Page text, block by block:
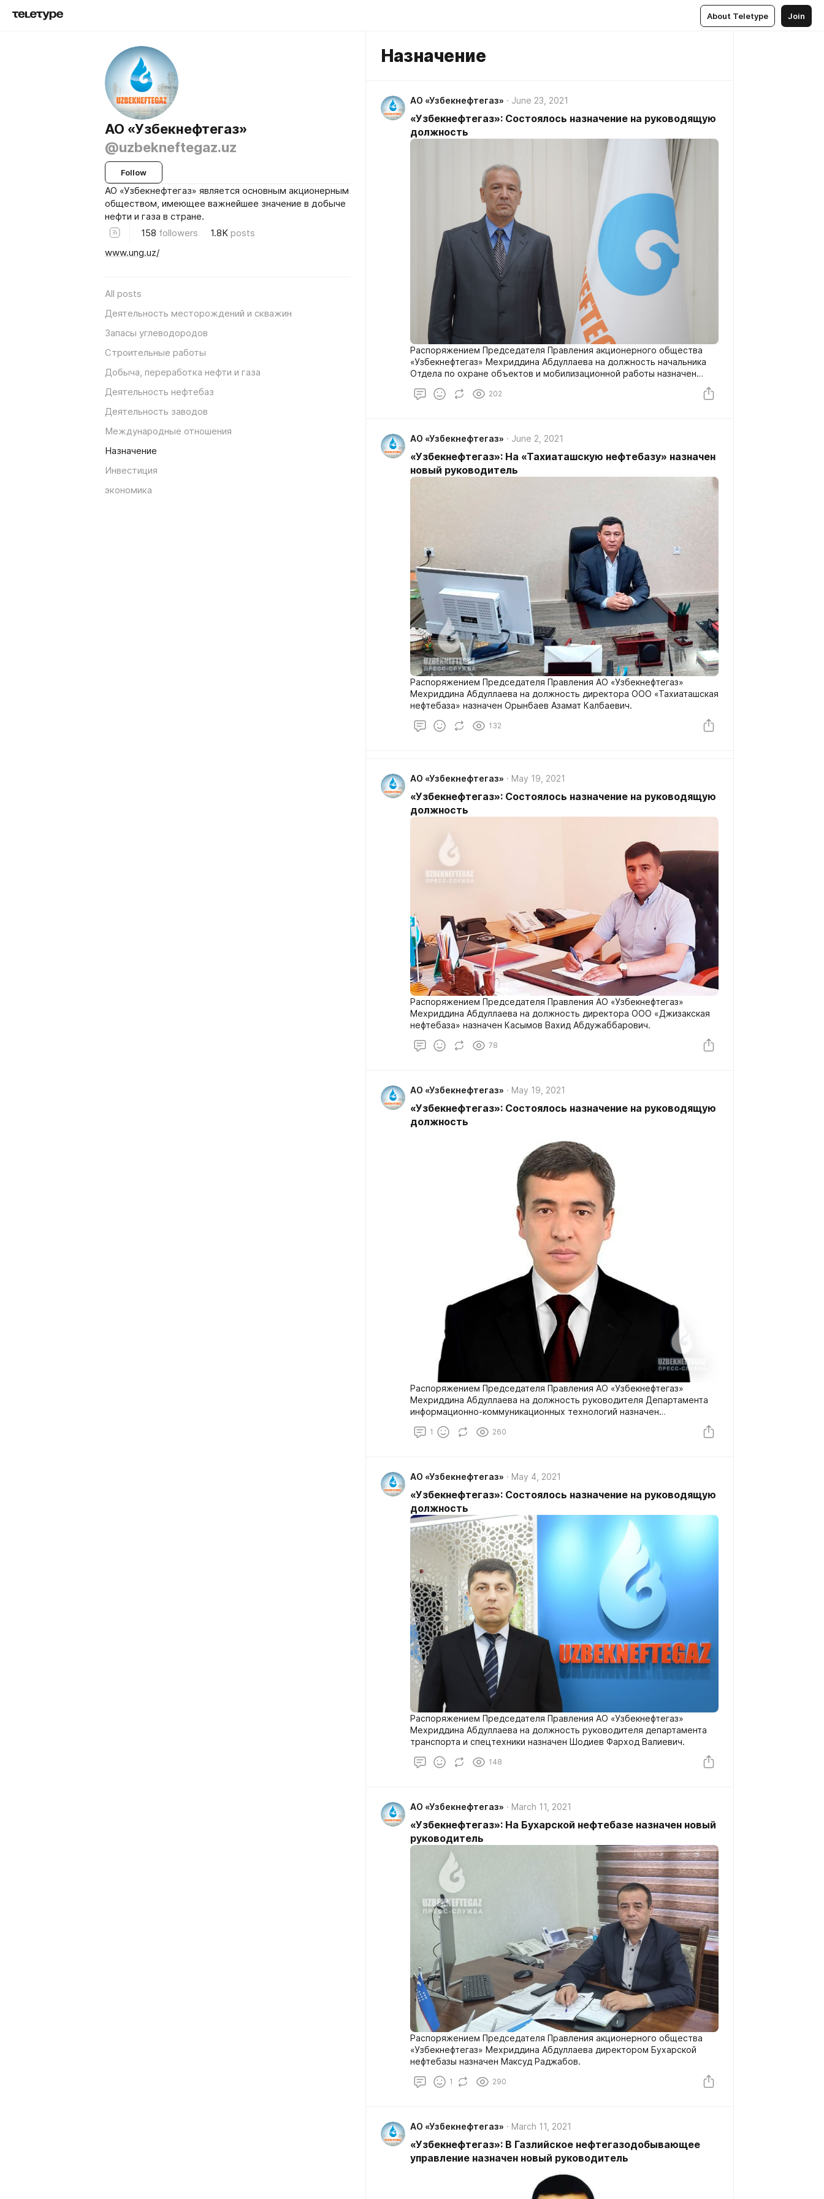
About Teletype Join
АО «Узбекнефтегаз»
@uzbekneftegaz.uz
Follow
АО «Узбекнефтегаз» является основным акционерным
обществом, имеющее важнейшее значение в добыче
нефти и газа в стране.
158 followers 1.8K posts
www.ung.uz/
All posts
Деятельность месторождений и скважин
Запасы углеводородов
Строительные работы
Добыча, переработка нефти и газа
Деятельность нефтебаз
Деятельность заводов
Международные отношения
Назначение
Инвестиция
экономика
Назначение
АО «Узбекнефтегаз» June 23, 2021
«Узбекнефтегаз»: Состоялось назначение на руководящую
должность
Распоряжением Председателя Правления акционерного общества
«Узбекнефтегаз» Мехриддина Абдуллаева на должность начальника
Отдела по охране объектов и мобилизационной работы назначен
202
АО «Узбекнефтегаз» June 2, 2021
«Узбекнефтегаз»: На «Тахиаташскую нефтебазу» назначен
новый руководитель
Распоряжением Председателя Правления АО «Узбекнефтегаз»
Мехриддина Абдуллаева на должность директора ООО «Тахиаташская
нефтебаза» назначен Орынбаев Азамат Калбаевич.
132
АО «Узбекнефтегаз» May 19, 2021
«Узбекнефтегаз»: Состоялось назначение на руководящую
должность
Распоряжением Председателя Правления АО «Узбекнефтегаз»
Мехриддина Абдуллаева на должность директора ООО «Джизакская
нефтебаза» назначен Касымов Вахид Абдужаббарович.
78
АО «Узбекнефтегаз» May 19, 2021
«Узбекнефтегаз»: Состоялось назначение на руководящую
должность
Распоряжением Председателя Правления АО «Узбекнефтегаз»
Мехриддина Абдуллаева на должность руководителя Департамента
информационно-коммуникационных технологий назначен
1 260
АО «Узбекнефтегаз» May 4, 2021
«Узбекнефтегаз»: Состоялось назначение на руководящую
должность
Распоряжением Председателя Правления АО «Узбекнефтегаз»
Мехриддина Абдуллаева на должность руководителя департамента
транспорта и спецтехники назначен Шодиев Фарход Валиевич.
148
АО «Узбекнефтегаз» March 11, 2021
«Узбекнефтегаз»: На Бухарской нефтебазе назначен новый
руководитель
Распоряжением Председателя Правления акционерного общества
«Узбекнефтегаз» Мехриддина Абдуллаева директором Бухарской
нефтебазы назначен Максуд Раджабов.
1 290
АО «Узбекнефтегаз» March 11, 2021
«Узбекнефтегаз»: В Газлийское нефтегазодобывающее
управление назначен новый руководитель